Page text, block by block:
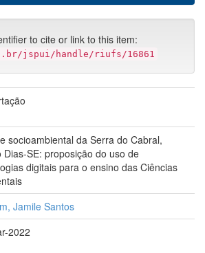
to cite or link to this item:
jspui/handle/riufs/16861
socioambiental da Serra do Cabral,
Dias-SE: proposição do uso de
digitais para o ensino das Ciências
Jamile Santos
2022